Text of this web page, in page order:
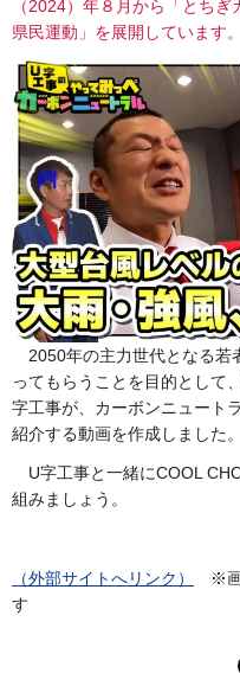
（2024）年８月から「とち
県民運動」を展開しています。
2050年の主力世代となる若
ってもらうことを目的として
字工事が、カーボンニュート
紹介する動画を作成しました。
U字工事と一緒にCOOL
組みましょう。
（外部サイトへリンク）
※画
す